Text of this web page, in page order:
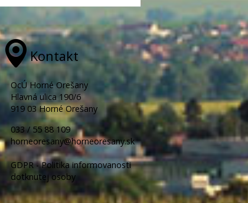
Kontakt
OcÚ Horné Orešany
Hlavná ulica 190/6
919 03 Horné Orešany
033 / 55 88 109
horneoresany@horneoresany.sk
GDPR - Politika informovanosti
dotknutej osoby